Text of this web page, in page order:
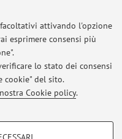
attivando l'opzione
esprimere consensi più
lo stato dei consensi
cookie" del sito.
Cookie policy.
Quaternarie